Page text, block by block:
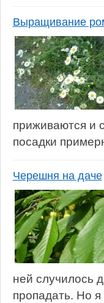
Выращивание
приживаются и
посадки
Черешня на даче
ней случилось
пропадать. Но